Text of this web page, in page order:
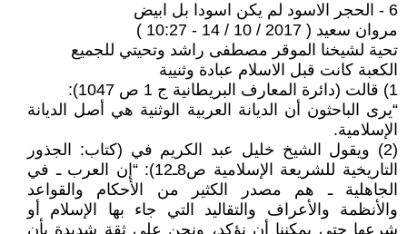
6 - الحجر الاسود لم يكن اسودا بل ابيض
مروان سعيد ( 2017 / 10 / 14 - 10:27 )
تحية لشيخنا الموقر مصطفى راشد وتحيتي للجميع
الكعبة كانت قبل الاسلام عبادة وثنيية
1) قالت (دائرة المعارف البريطانية ج 1 ص 1047):
“يرى الباحثون أن الديانة العربية الوثنية هي أصل الديانة
الإسلامية.
(2) ويقول الشيخ خليل عبد الكريم في (كتاب: الجذور
التاريخية للشريعة الإسلامية ص8ـ12): “إن العرب ـ في
الجاهلية ـ هم مصدر الكثير من الأحكام والقواعد
والأنظمة والأعراف والتقاليد التي جاء بها الإسلام أو
شرعها حتى يمكننا أن نؤكد، ونحن على ثقة شديدة بأن